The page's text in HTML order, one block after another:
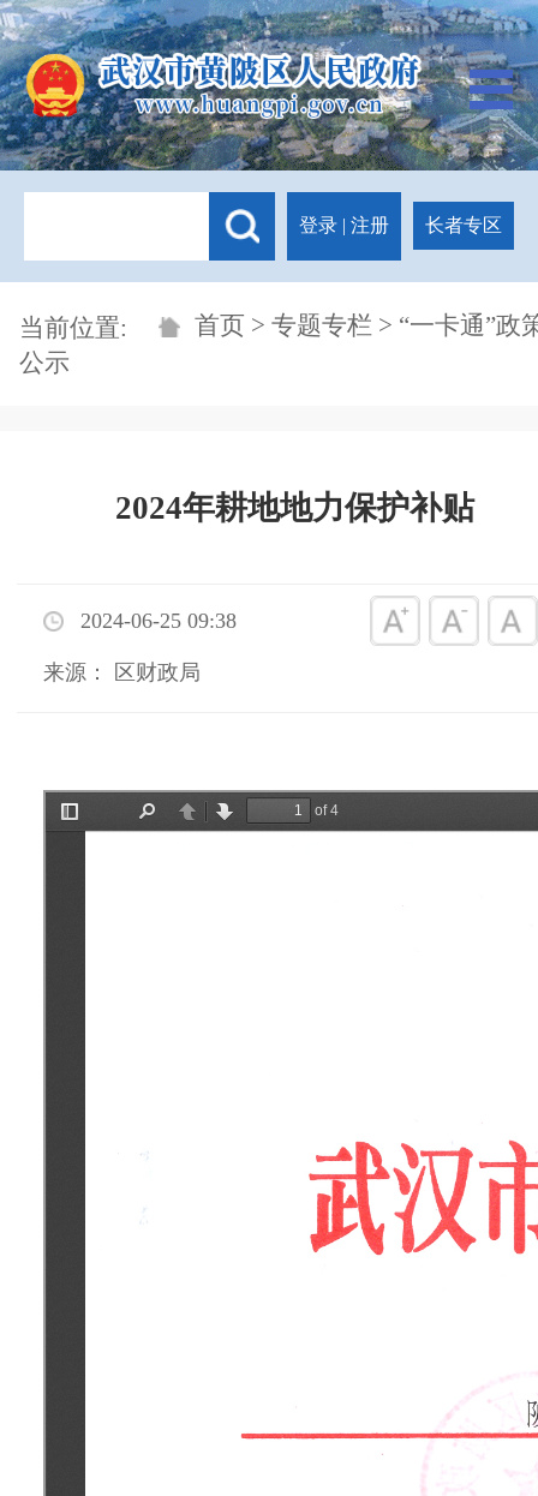
登录 | 注册 长者专区
当前位置: 首页 > 专题专栏 > “一卡通”政
公示
2024年耕地地力保护补贴
2024-06-25 09:38
来源： 区财政局